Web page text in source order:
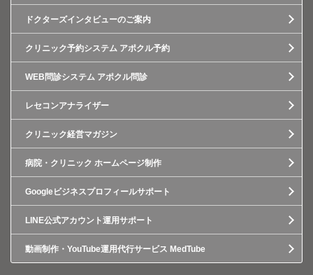
ドクターズインタビューのご案内
クリニック予約システム アポクル予約
WEB問診システム アポクル問診
レセコンアナライザー
クリニック経営マガジン
病院・クリニック ホームページ制作
Googleビジネスプロフィールサポート
LINE公式アカウント運用サポート
動画制作・YouTube運用代行サービス MedTube